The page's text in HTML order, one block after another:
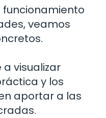
funcionamiento
veamos
visualizar
y los
aportar a las